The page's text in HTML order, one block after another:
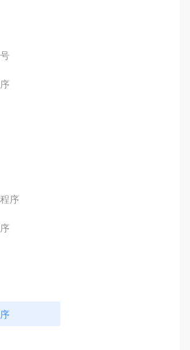
序